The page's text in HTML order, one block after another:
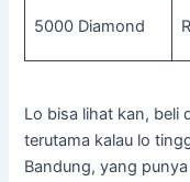
5000 Diamond
Lo bisa lihat kan, beli
terutama kalau lo
Bandung, yang